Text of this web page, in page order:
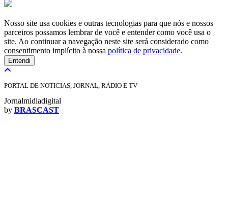
Nosso site usa cookies e outras tecnologias para que nós e nossos
parceiros possamos lembrar de você e entender como você usa o
site. Ao continuar a navegação neste site será considerado como
consentimento implícito à nossa política de privacidade.
Entendi
PORTAL DE NOTICIAS, JORNAL, RÁDIO E TV
Jornalmidiadigital
by BRASCAST